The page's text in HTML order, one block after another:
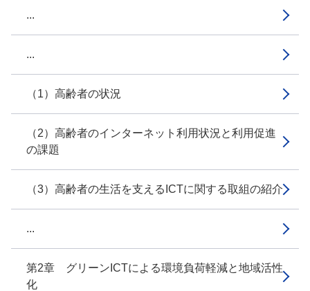
...
...
（1）高齢者の状況
（2）高齢者のインターネット利用状況と利用促進
の課題
（3）高齢者の生活を支えるICTに関する取組の紹介
...
第2章 グリーンICTによる環境負荷軽減と地域活性
化